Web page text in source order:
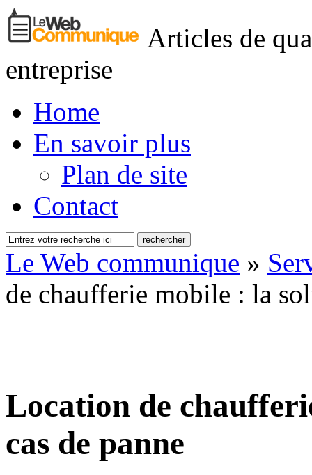
Articles de
entreprise
Home
En savoir plus
Plan de site
Contact
Le Web communique »
de chaufferie mobile : la
Location de
cas de panne